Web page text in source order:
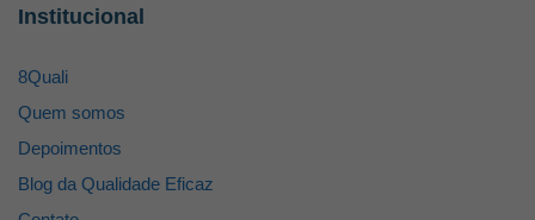
Institucional
8Quali
Quem somos
Depoimentos
Blog da Qualidade Eficaz